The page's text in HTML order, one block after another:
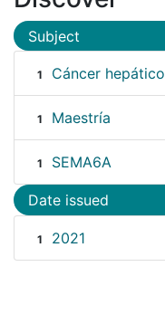
Subject
1 Cáncer hepático
1 Maestría
1 SEMA6A
Date issued
1 2021